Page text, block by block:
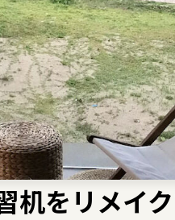
机をリメイ